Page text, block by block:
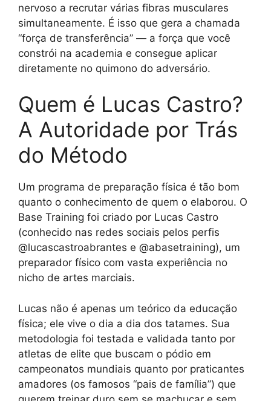
nervoso a recrutar várias fibras musculares
simultaneamente. É isso que gera a chamada
“força de transferência” — a força que você
constrói na academia e consegue aplicar
diretamente no quimono do adversário.
Quem é Lucas Castro?
A Autoridade por Trás
do Método
Um programa de preparação física é tão bom
quanto o conhecimento de quem o elaborou. O
Base Training foi criado por Lucas Castro
(conhecido nas redes sociais pelos perfis
@lucascastroabrantes e @abasetraining), um
preparador físico com vasta experiência no
nicho de artes marciais.
Lucas não é apenas um teórico da educação
física; ele vive o dia a dia dos tatames. Sua
metodologia foi testada e validada tanto por
atletas de elite que buscam o pódio em
campeonatos mundiais quanto por praticantes
amadores (os famosos “pais de família”) que